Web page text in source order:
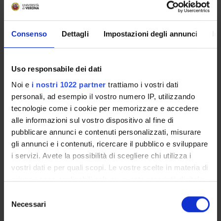
Consenso Dettagli Impostazioni degli annunci
Uso responsabile dei dati
Noi e i nostri 1022 partner trattiamo i vostri dati
personali, ad esempio il vostro numero IP, utilizzando
tecnologie come i cookie per memorizzare e accedere
alle informazioni sul vostro dispositivo al fine di
pubblicare annunci e contenuti personalizzati, misurare
gli annunci e i contenuti, ricercare il pubblico e sviluppare
i servizi. Avete la possibilità di scegliere chi utilizza i
vostri dati e per quali scopi. Le vostre scelte in materia di
privacy sono applicabili solo su questa proprietà digitale
modificare o revocare il proprio consenso in qualsiasi
momento dalla Dichiarazione sui cookie o facendo clic
delNecessari
Degree Programme
Notices
Rete formativa
International Students
OFFERTA FORMATIVA
SEMESTRE FILTRO
CORSI DI LAUREA
CORSI DI LAUREA MAGISTRALE